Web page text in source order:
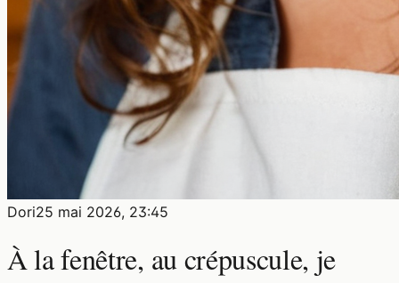
Dori25 mai 2026, 23:45
À la fenêtre, au crépuscule, je